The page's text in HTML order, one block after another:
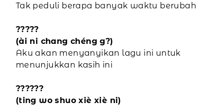
Tak peduli berapa banyak waktu berubah
?????
(ài ni chang chéng g?)
Aku akan menyanyikan lagu ini untuk
menunjukkan kasih ini
??????
(ting wo shuo xiè xiè ni)